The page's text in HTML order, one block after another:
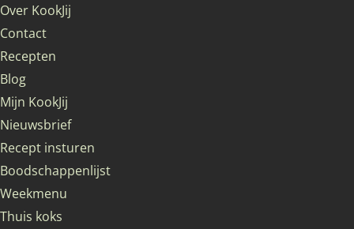
Over KookJij
Contact
Recepten
Blog
Mijn KookJij
Nieuwsbrief
Recept insturen
Boodschappenlijst
Weekmenu
Thuis koks